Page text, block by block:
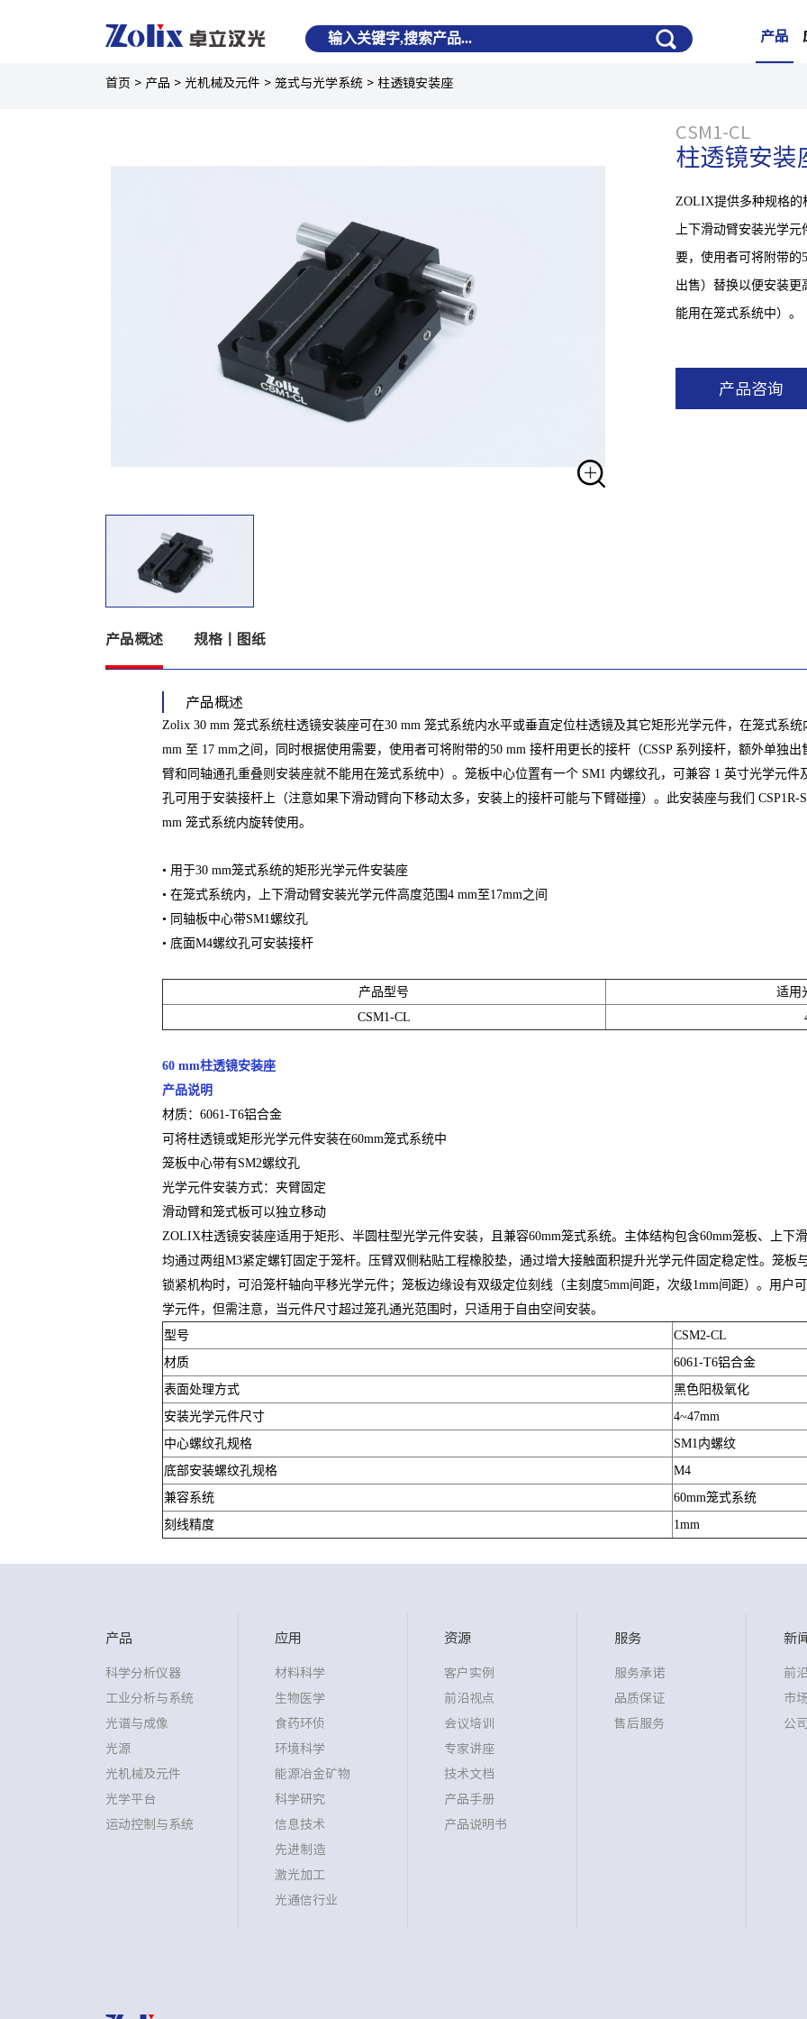
产品
首页 > 产品 > 光机械及元件 >笼式与光学系统 >柱透镜安装座
CSM1-CL
柱透镜安装
ZOLIX提供多种规格的
上下滑动臂安装光学
要，使用者可将附带的
出售）替换以便安装
能用在笼式系统中）。
产品咨询
产品概述 规格丨图纸
产品概述
Zolix 30 mm 笼式系统柱透镜安装座可在30 mm 笼式系统内水平或垂直定位柱透镜及其它矩形光学元件，在笼式系
mm 至 17 mm之间，同时根据使用需要，使用者可将附带的50 mm 接杆用更长的接杆（CSSP 系列接杆，额外单独
臂和同轴通孔重叠则安装座就不能用在笼式系统中）。笼板中心位置有一个 SM1 内螺纹孔，可兼容 1 英寸光学元件
孔可用于安装接杆上（注意如果下滑动臂向下移动太多，安装上的接杆可能与下臂碰撞）。此安装座与我们 CSP1R-
mm 笼式系统内旋转使用。
• 用于30 mm笼式系统的矩形光学元件安装座
• 在笼式系统内，上下滑动臂安装光学元件高度范围4 mm至17mm之间
• 同轴板中心带SM1螺纹孔
• 底面M4螺纹孔可安装接杆
产品型号
适用
CSM1-CL
60 mm柱透镜安装座
产品说明
材质：6061-T6铝合金
可将柱透镜或矩形光学元件安装在60mm笼式系统中
笼板中心带有SM2螺纹孔
光学元件安装方式：夹臂固定
滑动臂和笼式板可以独立移动
ZOLIX柱透镜安装座适用于矩形、半圆柱型光学元件安装，且兼容60mm笼式系统。主体结构包含60mm笼板、上下
均通过两组M3紧定螺钉固定于笼杆。压臂双侧粘贴工程橡胶垫，通过增大接触面积提升光学元件固定稳定性。笼板
锁紧机构时，可沿笼杆轴向平移光学元件；笼板边缘设有双级定位刻线（主刻度5mm间距，次级1mm间距）。用户
学元件，但需注意，当元件尺寸超过笼孔通光范围时，只适用于自由空间安装。
型号
CSM2-CL
材质
6061-T6铝合金
表面处理方式
黑色阳极氧化
安装光学元件尺寸
4~47mm
中心螺纹孔规格
SM1内螺纹
底部安装螺纹孔规格
M4
兼容系统
60mm笼式系统
刻线精度
1mm
产品
科学分析仪器
工业分析与系统
光谱与成像
光源
光机械及元件
光学平台
运动控制与系统
应用
材料科学
生物医学
食药环侦
环境科学
能源冶金矿物
科学研究
信息技术
先进制造
激光加工
光通信行业
资源
客户实例
前沿视点
会议培训
专家讲座
技术文档
产品手册
产品说明书
服务
服务承诺
品质保证
售后服务
新
前
市
公